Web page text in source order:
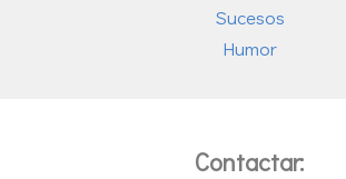
Sucesos
Humor
Contactar: